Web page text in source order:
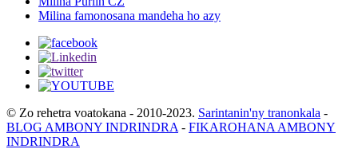
Milina famonosana mandeha ho azy
© Zo rehetra voatokana - 2010-2023. Sarintanin'ny tranonkala -
BLOG AMBONY INDRINDRA - FIKAROHANA AMBONY
INDRINDRA